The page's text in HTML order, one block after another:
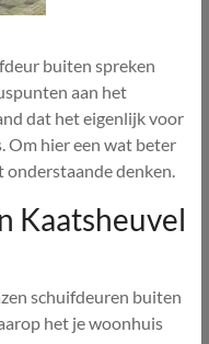
buiten spreken
aan het
dat het eigenlijk voor
Om hier een wat beter
onderstaande denken.
Kaatsheuvel
schuifdeuren buiten
het je woonhuis